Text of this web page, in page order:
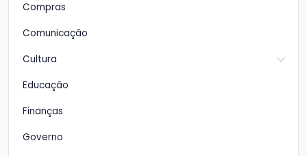
Compras
Comunicação
Cultura
Educação
Finanças
Governo